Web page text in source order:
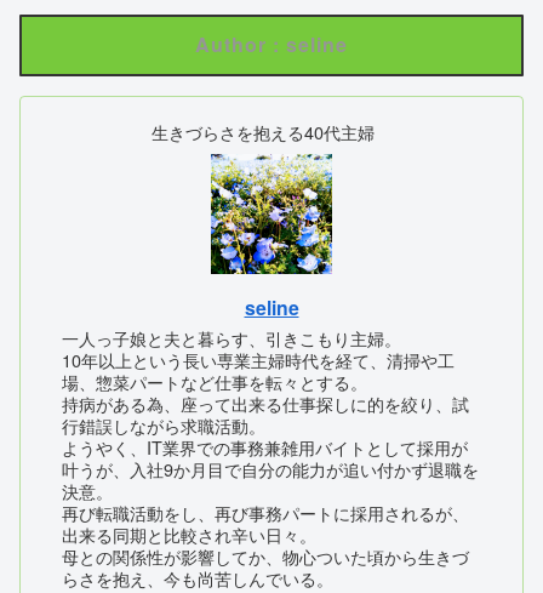
Author : seline
生きづらさを抱える40代主婦
seline
一人っ子娘と夫と暮らす、引きこもり主婦。
10年以上という長い専業主婦時代を経て、清掃や工
場、惣菜パートなど仕事を転々とする。
持病がある為、座って出来る仕事探しに的を絞り、試
行錯誤しながら求職活動。
ようやく、IT業界での事務兼雑用バイトとして採用が
叶うが、入社9か月目で自分の能力が追い付かず退職を
決意。
再び転職活動をし、再び事務パートに採用されるが、
出来る同期と比較され辛い日々。
母との関係性が影響してか、物心ついた頃から生きづ
らさを抱え、今も尚苦しんでいる。